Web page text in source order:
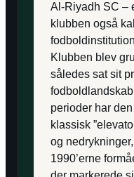
Al-Riyadh SC –
klubben også
Klubben blev
således sat sit
fodboldlandskab
perioder har
klassisk
og
1990’erne